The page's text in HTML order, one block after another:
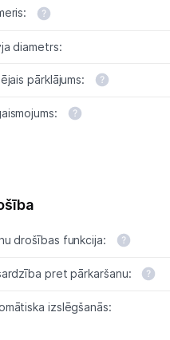
diametrs:
pārklājums:
drošības funkcija:
pret pārkaršanu:
izslēgšanās: